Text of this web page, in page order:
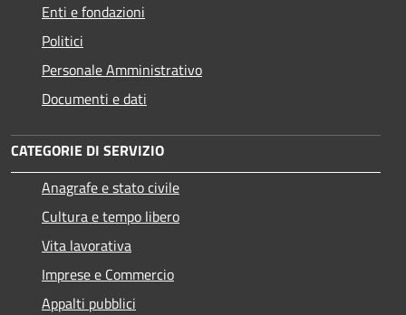
Enti e fondazioni
Politici
Personale Amministrativo
Documenti e dati
CATEGORIE DI SERVIZIO
Anagrafe e stato civile
Cultura e tempo libero
Vita lavorativa
Imprese e Commercio
Appalti pubblici